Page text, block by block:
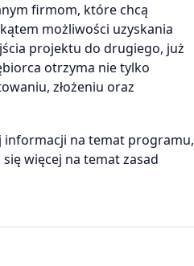
firmom, które chcą
możliwości uzyskania
projektu do drugiego, już
otrzyma nie tylko
złożeniu oraz
informacji na temat programu,
więcej na temat zasad